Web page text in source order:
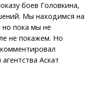
боев Головкина,
Мы находимся на
но пока мы не
не покажем. Но
Аскат